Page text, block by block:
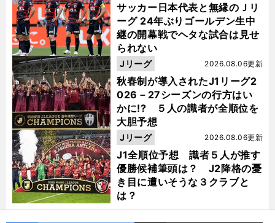
サッカー日本代表と無縁のＪリ
ーグ 24年ぶりゴールデン生中
継の開幕戦でヘタな試合は見せ
られない
秋春制が導入されたJ1リーグ2
026－27シーズンの行方はい
かに!? ５人の識者が全順位を
大胆予想
2026.08.06更新
Jリーグ
J1全順位予想 識者５人が推す
優勝候補筆頭は？ J2降格の憂
き目に遭いそうな３クラブと
は？
2026.08.06更新
Jリーグ